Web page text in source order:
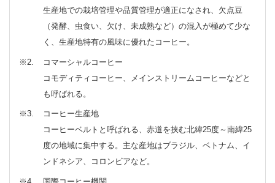
生産地での栽培管理や品質管理が適正になされ、欠点豆
（発酵、虫食い、欠け、未成熟など）の混入が極めて少な
く、生産地特有の風味に優れたコーヒー。
※2
コマーシャルコーヒー
コモディティコーヒー、メインストリームコーヒーなどと
も呼ばれる。
※3
コーヒー生産地
コーヒーベルトと呼ばれる、赤道を挟む北緯25度～南緯25
度の地域に集中する。主な産地はブラジル、ベトナム、イ
ンドネシア、コロンビアなど。